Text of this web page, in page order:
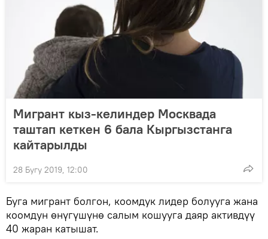
Мигрант кыз-келиндер Москвада
таштап кеткен 6 бала Кыргызстанга
кайтарылды
28 Бугу 2019, 12:00
Буга мигрант болгон, коомдук лидер болууга жана
коомдун өнүгүшүнө салым кошууга даяр активдүү
40 жаран катышат.